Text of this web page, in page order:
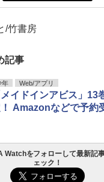
/竹書房
記事
年 Web/アプリ
メイドインアビス」13
Amazonなどで予約
Watchをフォローして最新記
ェック！